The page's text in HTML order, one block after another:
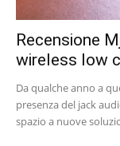
Recensione
wireless low
Da qualche anno a
presenza del jack
spazio a nuove